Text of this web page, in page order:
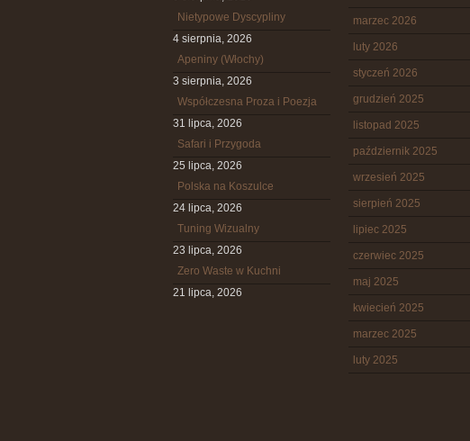
Nietypowe Dyscypliny
4 sierpnia, 2026
Apeniny (Włochy)
3 sierpnia, 2026
Współczesna Proza i Poezja
31 lipca, 2026
Safari i Przygoda
25 lipca, 2026
Polska na Koszulce
24 lipca, 2026
Tuning Wizualny
23 lipca, 2026
Zero Waste w Kuchni
21 lipca, 2026
marzec 2026
luty 2026
styczeń 2026
grudzień 2025
listopad 2025
październik 2025
wrzesień 2025
sierpień 2025
lipiec 2025
czerwiec 2025
maj 2025
kwiecień 2025
marzec 2025
luty 2025